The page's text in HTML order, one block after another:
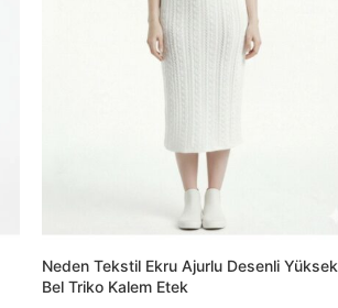
Neden Tekstil Ekru Ajurlu Desenli Yüksek
Bel Triko Kalem Etek